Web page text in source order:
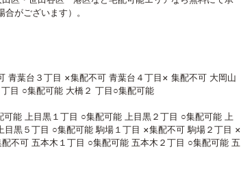
がございます）。
青葉台３丁目 ×集配不可 青葉台４丁目× 集配不可 大岡山
目 ○集配可能 大橋２ 丁目○集配可能
能 上目黒１丁目 ○集配可能 上目黒２丁目 ○集配可能 上
黒５丁目 ○集配可能 駒場１丁目 ×集配不可 駒場２丁目 ×
不可 五本木１丁目 ○集配可能 五本木２丁目 ○集配可能 五